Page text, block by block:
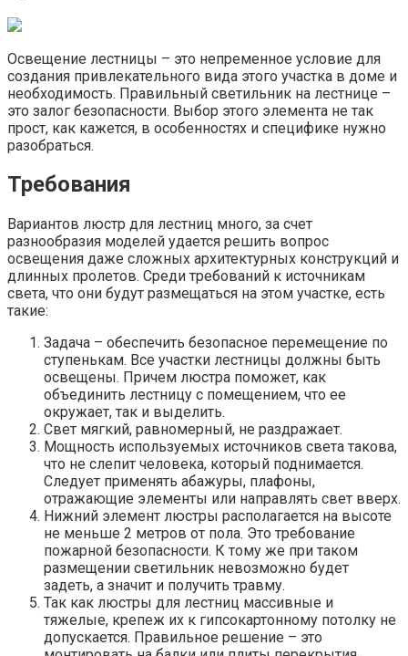
Освещение лестницы – это непременное условие для
создания привлекательного вида этого участка в доме и
необходимость. Правильный светильник на лестнице –
это залог безопасности. Выбор этого элемента не так
прост, как кажется, в особенностях и специфике нужно
разобраться.
Требования
Вариантов люстр для лестниц много, за счет
разнообразия моделей удается решить вопрос
освещения даже сложных архитектурных конструкций и
длинных пролетов. Среди требований к источникам
света, что они будут размещаться на этом участке, есть
такие:
Задача – обеспечить безопасное перемещение по
ступенькам. Все участки лестницы должны быть
освещены. Причем люстра поможет, как
объединить лестницу с помещением, что ее
окружает, так и выделить.
Свет мягкий, равномерный, не раздражает.
Мощность используемых источников света такова,
что не слепит человека, который поднимается.
Следует применять абажуры, плафоны,
отражающие элементы или направлять свет вверх.
Нижний элемент люстры располагается на высоте
не меньше 2 метров от пола. Это требование
пожарной безопасности. К тому же при таком
размещении светильник невозможно будет
задеть, а значит и получить травму.
Так как люстры для лестниц массивные и
тяжелые, крепеж их к гипсокартонному потолку не
допускается. Правильное решение – это